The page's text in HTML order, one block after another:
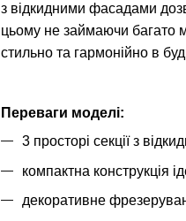
з відкидними фасадами
цьому не займаючи багато
стильно та гармонійно в
Переваги моделі:
3 просторі секції з
компактна конструкція
декоративне